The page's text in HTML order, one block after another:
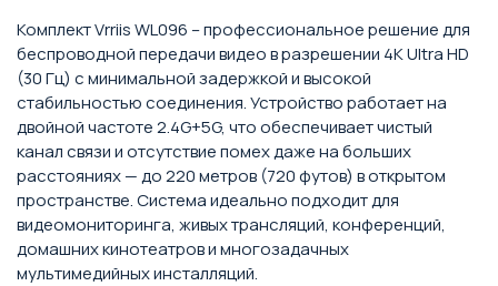
Комплект Vrriis WL096 – профессиональное решение для
беспроводной передачи видео в разрешении 4K Ultra HD
(30 Гц) с минимальной задержкой и высокой
стабильностью соединения. Устройство работает на
двойной частоте 2.4G+5G, что обеспечивает чистый
канал связи и отсутствие помех даже на больших
расстояниях — до 220 метров (720 футов) в открытом
пространстве. Система идеально подходит для
видеомониторинга, живых трансляций, конференций,
домашних кинотеатров и многозадачных
мультимедийных инсталляций.